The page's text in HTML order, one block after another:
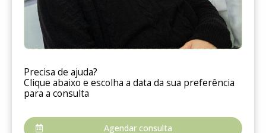
Precisa de ajuda?
Clique abaixo e escolha a data da sua preferência
para a consulta
Agendar consulta